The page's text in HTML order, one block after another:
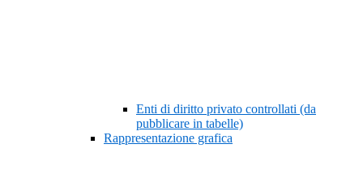
Enti di diritto privato controllati (da
pubblicare in tabelle)
Rappresentazione grafica